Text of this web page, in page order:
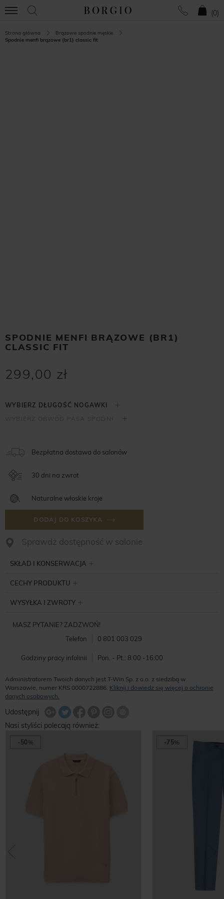
(0)
Strona główna
Brązowe spodnie męskie
Spodnie menfi brązowe (br1) classic fit
SPODNIE MENFI BRĄZOWE (BR1)
CLASSIC FIT
299,00 zł
Bezpłatna dostawa do salonów
30 dni na zwrot
Naturalne włoskie kroje
DODAJ DO KOSZYKA
Sprawdż dostępność w salonie
SKŁAD I KONSERWACJA
CECHY PRODUKTU
WYSYŁKA I ZWROTY
MASZ PYTANIE? ZADZWOŃ!
Telefon
0 801 003 029
Godziny pracy infolinii Pon. - Pt.: 8:00 -16:00
Administratorem Twoich danych jest T-Win Sp. z o.o. z siedzibą w
Warszawie, numer KRS 0000722886. Kliknij i dowiedz się więcej o ochronie
danych osobowych.
Udostępnij
Share FacebookUdostępnij na Google+
Udostępnij na Google+
Nasi styliści polecają również:
-50% -75%